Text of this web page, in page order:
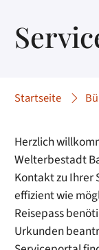
Startseite
Herzlich
Welterbestadt
Kontakt zu Ihrer
effizient wie
Reisepass
Urkunden